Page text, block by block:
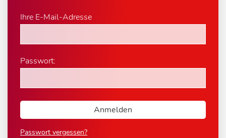
Ihre E-Mail-Adresse
Passwort:
Passwort vergessen?